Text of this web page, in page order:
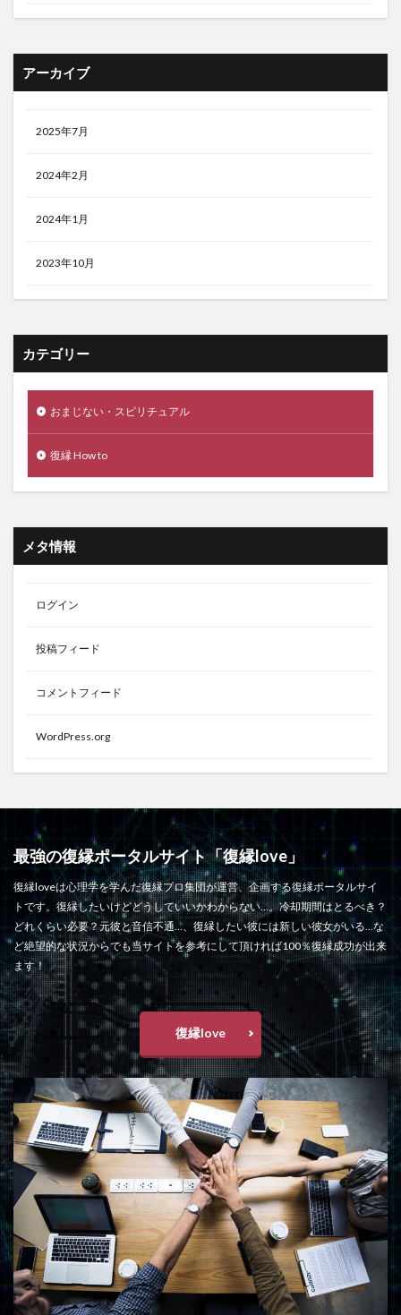
アーカイブ
2025年7月
2024年2月
2024年1月
2023年10月
カテゴリー
おまじない・スピリチュアル
復縁 How to
メタ情報
ログイン
投稿フィード
コメントフィード
WordPress.org
最強の復縁ポータルサイト「復縁love」
復縁loveは心理学を学んだ復縁プロ集団が運営、企画する復縁ポータルサイ
トです。復縁したいけどどうしていいかわからない…。冷却期間はとるべき？
どれくらい必要？元彼と音信不通…、復縁したい彼には新しい彼女がいる…な
ど絶望的な状況からでも当サイトを参考にして頂ければ100％復縁成功が出来
ます！
復縁love